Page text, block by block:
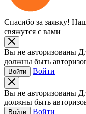
Спасибо за заявку!
свяжутся с вами
Вы не авторизованы
должны быть
Войти Войти
Вы не авторизованы
должны быть
Войти Войти